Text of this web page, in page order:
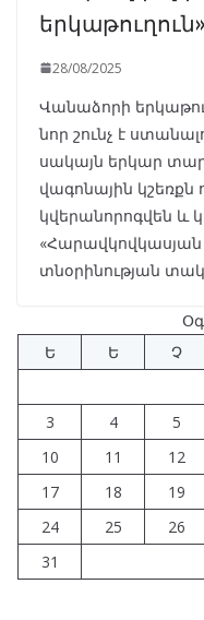
երկաթուղուն»
28/08/2025
Վանաձորի
նոր շունչ է
սակայն երկար
վագոնային կշեռքն
կվերանորոգվեն և
«Հարավկովկասյան
տնօրինության
Ե
Ե Չ
3
4 5
10
11 12
17
18 19
24
25 26
31